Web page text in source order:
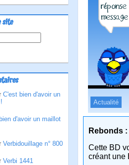
site
C'est bien d'avoir un
d'avoir un maillot
Verbidouillage n° 800
Verbi 1441
Actualité
Rebonds :
Cette BD
créant une